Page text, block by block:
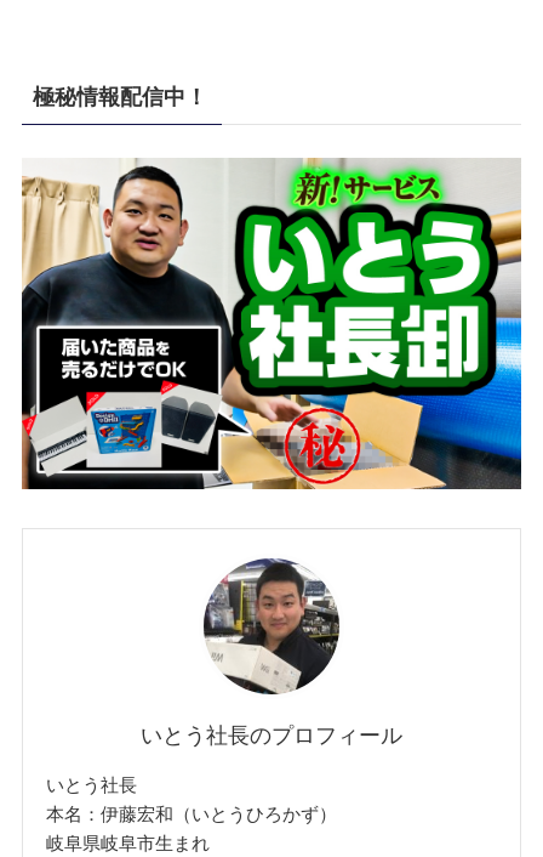
極秘情報配信中！
いとう社長のプロフィール
いとう社長
本名：伊藤宏和（いとうひろかず）
岐阜県岐阜市生まれ